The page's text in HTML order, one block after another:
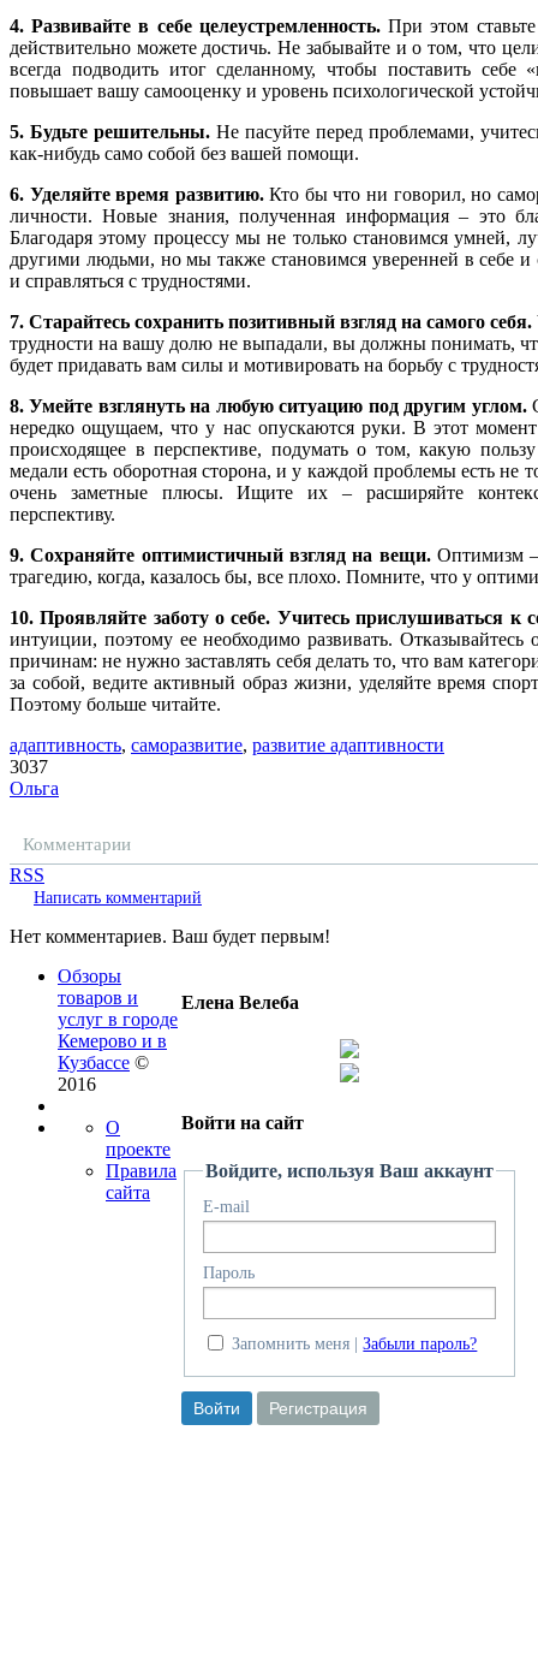
4. Развивайте в себе целеустремленность.При этом
действительно можете достичь. Не забывайте и о том, что
всегда подводить итог сделанному, чтобы поставить
повышает вашу самооценку и уровень психологической
5. Будьте решительны. Не пасуйте перед проблемами,
как-нибудь само собой без вашей помощи.
6. Уделяйте время развитию.Кто бы что ни говорил, но
личности. Новые знания, полученная информация – это
Благодаря этому процессу мы не только становимся умней,
другими людьми, но мы также становимся уверенней в себе и
и справляться с трудностями.
7. Старайтесь сохранить позитивный взгляд на самого себя.
трудности на вашу долю не выпадали, вы должны понимать,
будет придавать вам силы и мотивировать на борьбу с
8. Умейте взглянуть на любую ситуацию под другим углом.
нередко ощущаем, что у нас опускаются руки. В этот момент
происходящее в перспективе, подумать о том, какую
медали есть оборотная сторона, и у каждой проблемы есть
очень заметные плюсы. Ищите их – расширяйте
перспективу.
9. Сохраняйте оптимистичный взгляд на вещи. Оптимизм –
трагедию, когда, казалось бы, все плохо. Помните, что у
10. Проявляйте заботу о себе. Учитесь прислушиваться к
интуиции, поэтому ее необходимо развивать.
причинам: не нужно заставлять себя делать то, что вам
за собой, ведите активный образ жизни, уделяйте время
Поэтому больше читайте.
адаптивность, саморазвитие, развитие адаптивности
3037
Ольга
Комментарии
RSS
Написать комментарий
Нет комментариев. Ваш будет первым!
Елена Велеба
Войти на сайт
Войдите, используя Ваш аккаунт
E-mail
Пароль
Запомнить меня Забыли пароль?
Обзоры
товаров и
услуг в городе
Кемерово и в
Кузбассе ©
2016
О
проекте
Правила
сайта